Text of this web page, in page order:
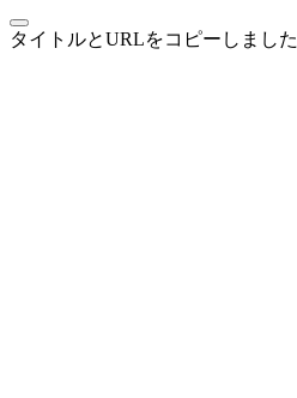
タイトルとURLをコピーしました